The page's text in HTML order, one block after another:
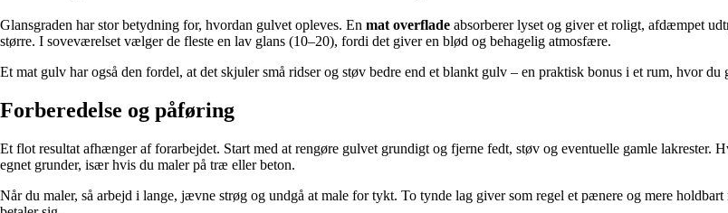
Glansgraden har stor betydning for, hvordan gulvet opleves. En mat overflade absorberer lyset og giver et roligt, afdæmpet
større. I soveværelset vælger de fleste en lav glans (10–20), fordi det giver en blød og behagelig atmosfære.
Et mat gulv har også den fordel, at det skjuler små ridser og støv bedre end et blankt gulv – en praktisk bonus i et rum, hvor
Forberedelse og påføring
Et flot resultat afhænger af forarbejdet. Start med at rengøre gulvet grundigt og fjerne fedt, støv og eventuelle gamle lakrester.
egnet grunder, især hvis du maler på træ eller beton.
Når du maler, så arbejd i lange, jævne strøg og undgå at male for tykt. To tynde lag giver som regel et pænere og mere